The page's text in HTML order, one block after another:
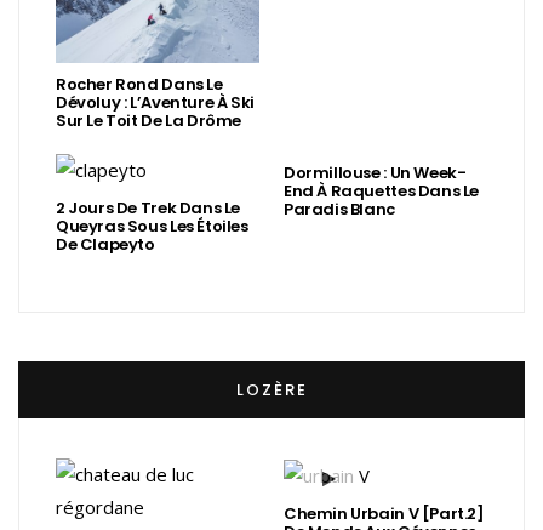
Rocher Rond Dans Le
Dévoluy : L’Aventure À Ski
Sur Le Toit De La Drôme
2 Jours De Trek Dans Le
Queyras Sous Les Étoiles
De Clapeyto
Dormillouse : Un Week-
End À Raquettes Dans Le
Paradis Blanc
LOZÈRE
Chemin Urbain V [Part.2]